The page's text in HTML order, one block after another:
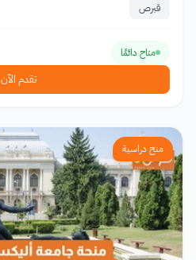
قبرص
متاح دائمًا
تقدم الآن
منح دراسية